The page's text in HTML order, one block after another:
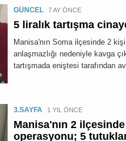
GÜNCEL 7 AY ÖNCE
5 liralık tartışma
Manisa'nın Soma ilçesinde 2
anlaşmazlığı nedeniyle kavga
tartışmada eniştesi tarafından
3.SAYFA 1 YIL ÖNCE
Manisa'nın 2
operasyonu; 5